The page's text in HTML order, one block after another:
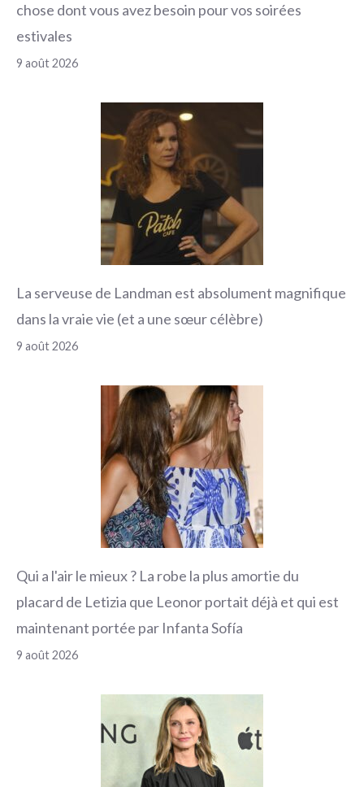
chose dont vous avez besoin pour vos soirées
estivales
9 août 2026
La serveuse de Landman est absolument magnifique
dans la vraie vie (et a une sœur célèbre)
9 août 2026
Qui a l'air le mieux ? La robe la plus amortie du
placard de Letizia que Leonor portait déjà et qui est
maintenant portée par Infanta Sofía
9 août 2026